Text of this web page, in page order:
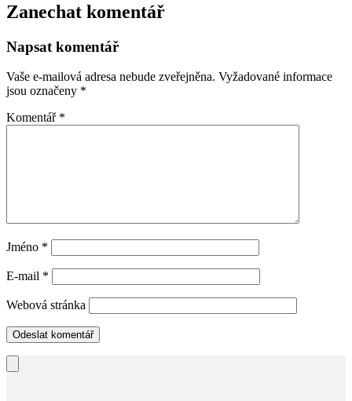
Zanechat komentář
Napsat komentář
Vaše e-mailová adresa nebude zveřejněna. Vyžadované informace
jsou označeny *
Komentář *
Jméno *
E-mail *
Webová stránka